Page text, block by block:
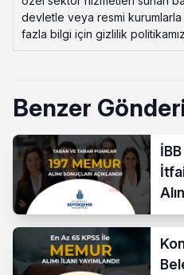
devletle veya resmi kurumlarla
fazla bilgi için gizlilik
Benzer